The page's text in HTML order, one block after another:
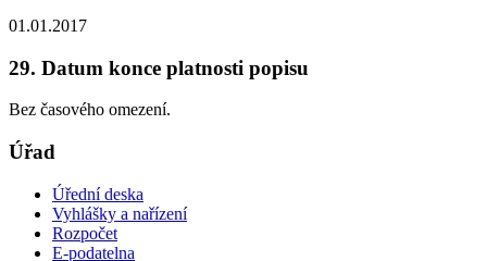
01.01.2017
29. Datum konce platnosti popisu
Bez časového omezení.
Úřad
Úřední deska
Vyhlášky a nařízení
Rozpočet
E-podatelna